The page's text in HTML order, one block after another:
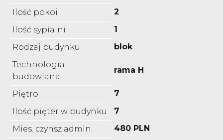
Ilość pokoi
2
Ilość sypialni
1
Rodzaj budynku
blok
Technologia
budowlana
rama H
Piętro
7
Ilość pięter w budynku
7
Mies. czynsz admin.
480 PLN